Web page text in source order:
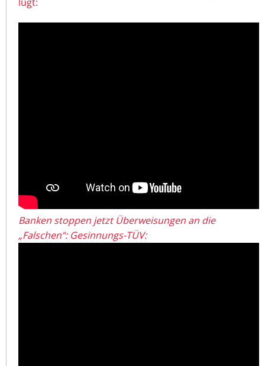
lügt:
Banken stoppen jetzt Überweisungen an die
„Falschen“: Gesinnungs-TÜV: